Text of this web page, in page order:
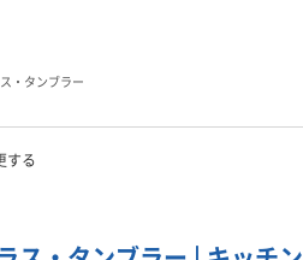
・タンブラー
する